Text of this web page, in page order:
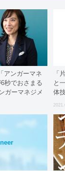
アンガーマネ
秒でおさまる
ガーマネジメ
「
と
体